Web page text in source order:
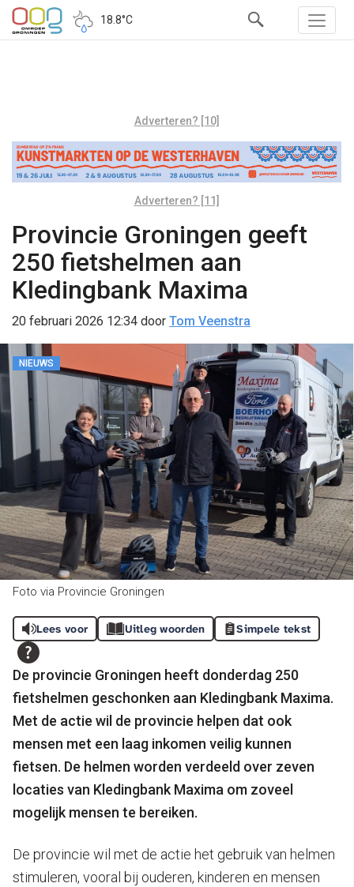
18.8°C
Adverteren? [10]
Adverteren? [11]
Provincie Groningen geeft
250 fietshelmen aan
Kledingbank Maxima
20 februari 2026 12:34 door Tom Veenstra
NIEUWS
Foto via Provincie Groningen
Lees voor Uitleg woorden Simpele tekst
De provincie Groningen heeft donderdag 250
fietshelmen geschonken aan Kledingbank Maxima.
Met de actie wil de provincie helpen dat ook
mensen met een laag inkomen veilig kunnen
fietsen. De helmen worden verdeeld over zeven
locaties van Kledingbank Maxima om zoveel
mogelijk mensen te bereiken.
De provincie wil met de actie het gebruik van helmen
stimuleren, vooral bij ouderen, kinderen en mensen